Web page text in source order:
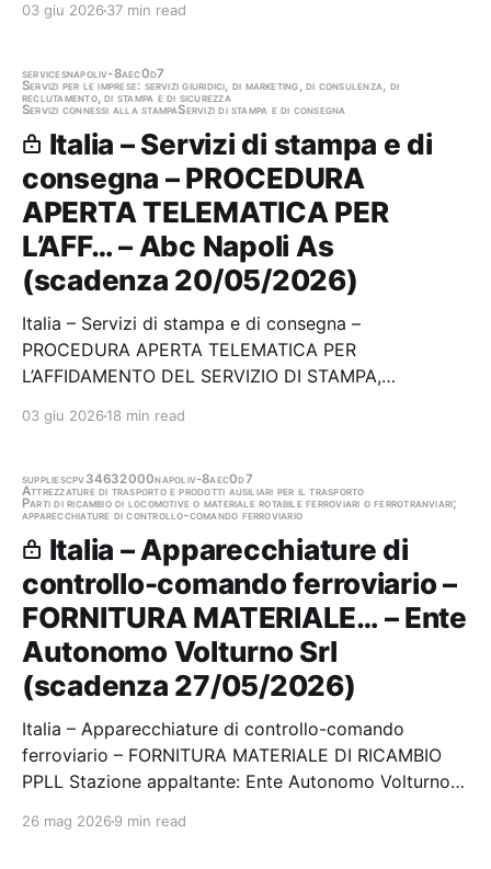
03 giu 2026 37 min read
servicesnapoliv-8aec0d7
Servizi per le imprese: servizi giuridici, di marketing, di consulenza, di
reclutamento, di stampa e di sicurezza
Servizi connessi alla stampaServizi di stampa e di consegna
Italia – Servizi di stampa e di
consegna – PROCEDURA
APERTA TELEMATICA PER
L’AFF… – Abc Napoli As
(scadenza 20/05/2026)
Italia – Servizi di stampa e di consegna –
PROCEDURA APERTA TELEMATICA PER
L’AFFIDAMENTO DEL SERVIZIO DI STAMPA,
INDIRIZZATE AGLI UTENTI DEL SERVIZIO IDRICO
LOTTI Stazione appaltante: Abc Napoli As Scadenza
20/05/2026…
03 giu 2026 18 min read
suppliescpv34632000napoliv-8aec0d7
Attrezzature di trasporto e prodotti ausiliari per il trasporto
Parti di ricambio di locomotive o materiale rotabile ferroviari o ferrotranviari;
apparecchiature di controllo-comando ferroviario
Italia – Apparecchiature di
controllo-comando ferroviario –
FORNITURA MATERIALE… – Ente
Autonomo Volturno Srl
(scadenza 27/05/2026)
Italia – Apparecchiature di controllo-comando
ferroviario – FORNITURA MATERIALE DI RICAMBIO
PPLL Stazione appaltante: Ente Autonomo Volturno
aggiudicazione
26 mag 2026 9 min read